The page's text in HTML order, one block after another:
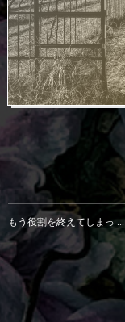
もう役割を終えてしまっ ...